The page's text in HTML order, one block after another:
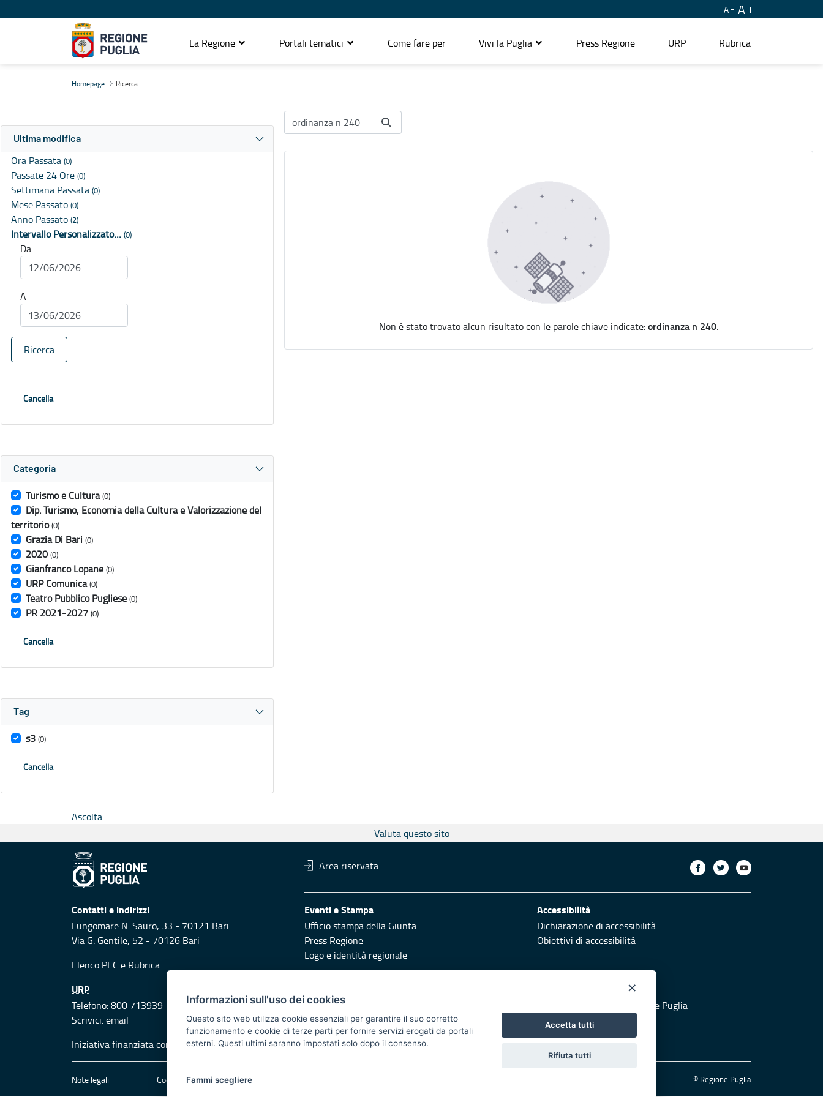
A A
La Regione Portali tematici Come fare per Vivi la Puglia Press Regione URP Rubrica
Homepage Ricerca
Ultima modifica
Ora Passata (0)
Passate 24 Ore (0)
Settimana Passata (0)
Mese Passato (0)
Anno Passato (2)
Intervallo Personalizzato… (0)
Da
A
Ricerca
Cancella
Categoria
Turismo e Cultura (0)
Dip. Turismo, Economia della Cultura e Valorizzazione del
territorio (0)
Grazia Di Bari (0)
2020 (0)
Gianfranco Lopane (0)
URP Comunica (0)
Teatro Pubblico Pugliese (0)
PR 2021-2027 (0)
Cancella
Tag
s3 (0)
Cancella
Non è stato trovato alcun risultato con le parole chiave indicate:ordinanza n 240.
Ascolta
Valuta questo sito
Area riservata
Contatti e indirizzi
Lungomare N. Sauro, 33 - 70121 Bari
Via G. Gentile, 52 - 70126 Bari
Elenco PEC e Rubrica
Eventi e Stampa
Ufficio stampa della Giunta
Press Regione
Logo e identità regionale
Accessibilità
Dichiarazione di accessibilità
Obiettivi di accessibilità
URP
Telefono: 800 713939
Scrivici:email
Responsabili di pubblicazione Vai al sito di Protezione Civile Puglia
Iniziativa finanziata con risorse del POR Puglia 2014/2020 - Asse XI
Note legali Cookie e privacy © Regione Puglia
×
Informazioni sull'uso dei cookies
Questo sito web utilizza cookie essenziali per garantire il suo corretto
funzionamento e cookie di terze parti per fornire servizi erogati da portali
esterni. Questi ultimi saranno impostati solo dopo il consenso.
Fammi scegliere
Accetta tutti
Rifiuta tutti